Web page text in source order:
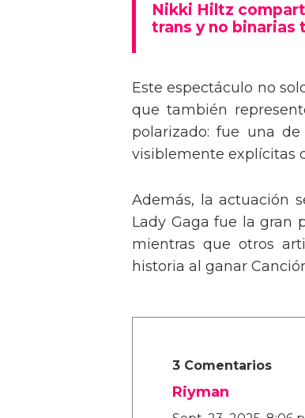
Nikki Hiltz
trans y no binarias
Este espectáculo no
que también
polarizado: fue una
visiblemente explícitas
Además, la actuación
Lady Gaga fue la gran
mientras que otros
historia al ganar
3 Comentarios
Riyman